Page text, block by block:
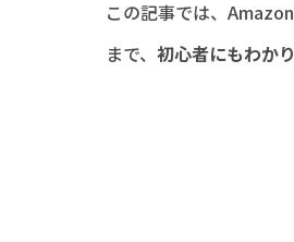
この記事では、
まで、 初心者にもわか